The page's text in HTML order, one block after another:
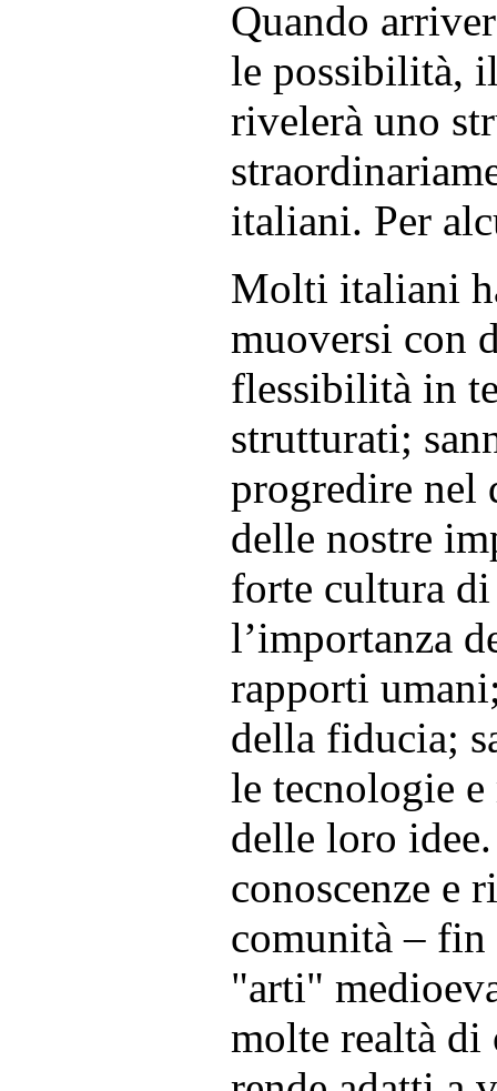
Quando
le possibilità,
rivelerà uno
italiani. Per
Molti italiani
muoversi con
flessibilità in
strutturati;
progredire nel
delle nostre
forte cultura
l’importanza
rapporti
della fiducia;
le tecnologie
delle loro
conoscenze e
comunità –
"arti"
molte realtà di